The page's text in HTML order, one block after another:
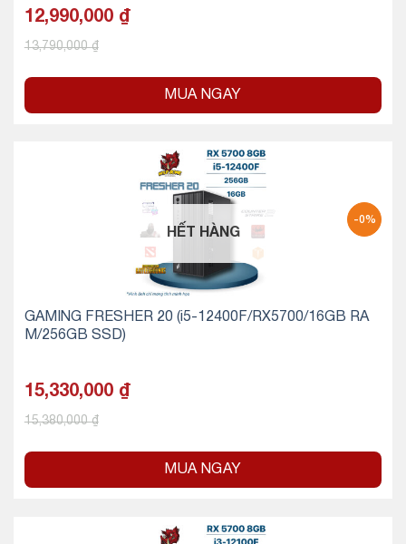
12,990,000 ₫
13,790,000₫
MUA NGAY
-0%
HẾT HÀNG
GAMING FRESHER 20 (i5-12400F/RX5700/16GB RA
M/256GB SSD)
15,330,000 ₫
15,380,000₫
MUA NGAY